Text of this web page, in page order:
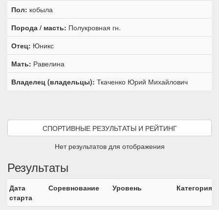
Пол: кобыла
Порода / масть: Полукровная гн.
Отец: Юникс
Мать: Равелина
Владелец (владельцы): Ткаченко Юрий Михайлович
СПОРТИВНЫЕ РЕЗУЛЬТАТЫ И РЕЙТИНГ
Нет результатов для отображения
Результаты
Дата
старта
Соревнование Уровень Категория